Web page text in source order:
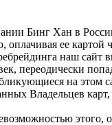
Бинг Хан в
ее картой
наш сайт
переодически
на этом
Владельцев
этого,